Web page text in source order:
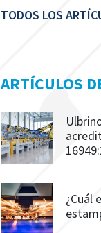
TODOS LOS
ARTÍCULOS
¿Cuál